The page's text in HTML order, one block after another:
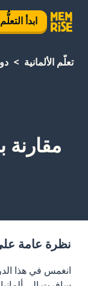
ابدأ التعلُّم
تعلَّم الألمانية
مقارنة
نظرة عامة